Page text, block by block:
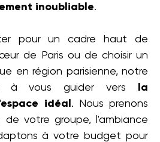
inoubliable.
pour un cadre haut de
de Paris ou de choisir un
en région parisienne, notre
à vous guider vers
la
idéal . Nous prenons
votre groupe, l'ambiance
à votre budget pour